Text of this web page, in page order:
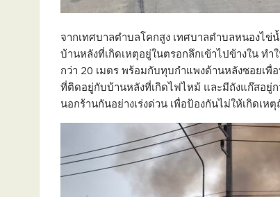
จากเทศบาลตำบลโคกสูง เทศบาลตำบลหนองไ
บ้านหลังที่เกิดเหตุอยู่ในตรอกลึกเข้าไปข้างใน ทำ
กว่า 20 เมตร พร้อมกับทุบกำแพงด้านหลังซอยเพื่
ที่ติดอยู่กับบ้านหลังที่เกิดไฟไหม้ และมีถังแก๊สอยู่
นอกร้านกันอย่างเร่งด่วน เพื่อป้องกันไม่ให้เกิดเหตุ